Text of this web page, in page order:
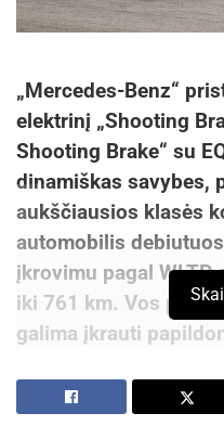
„Mercedes-Benz“
elektrinį „Shooting
Shooting Brake“ su
dinamiškas savybes,
aukščiausios klasės
automobilis
įkrovimu pagal WLTP
iki 761 km. Vos per
galima įkrauti